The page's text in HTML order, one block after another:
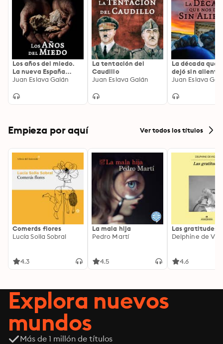
Los años del miedo.
La nueva España
(1939-1952)
Juan Eslava Galán
La tentación del
Caudillo
Juan Eslava Galán
La década que
dejó sin aliento
Juan Eslava
Empieza por aquí Ver todos los títulos
Comerás flores
Lucía Solla Sobral
4.3
La mala hija
Pedro Martí
4.5
Las gratitudes
Delphine de
4.6
Explora nuevos
mundos
Más de 1 millón de títulos